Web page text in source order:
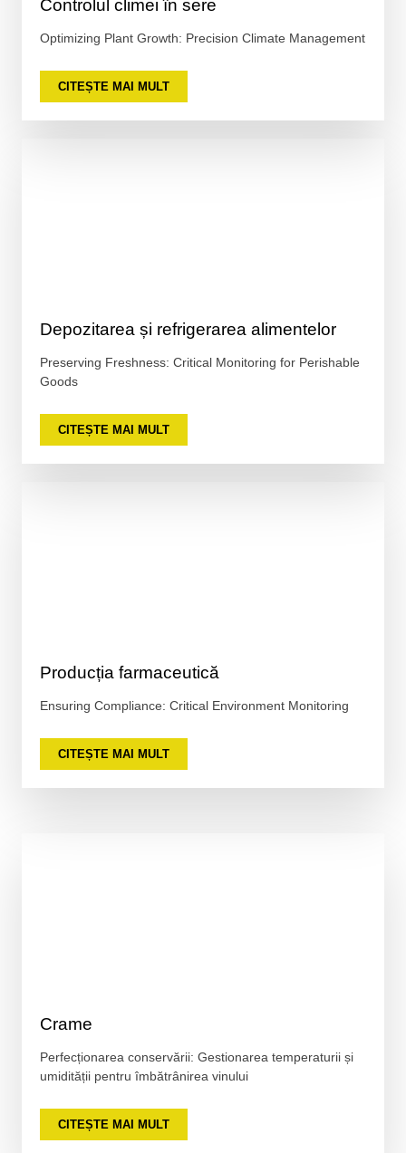
Controlul climei în sere
Optimizing Plant Growth: Precision Climate Management
CITEȘTE MAI MULT
Depozitarea și refrigerarea alimentelor
Preserving Freshness: Critical Monitoring for Perishable
Goods
CITEȘTE MAI MULT
Producția farmaceutică
Ensuring Compliance: Critical Environment Monitoring
CITEȘTE MAI MULT
Crame
Perfecționarea conservării: Gestionarea temperaturii și
umidității pentru îmbătrânirea vinului
CITEȘTE MAI MULT